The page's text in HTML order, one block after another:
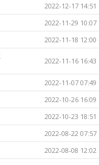
2022-12-17 14:51
2022-11-29 10:07
2022-11-18 12:00
2022-11-16 16:43
2022-11-07 07:49
2022-10-26 16:09
2022-10-23 18:51
2022-08-22 07:57
2022-08-08 12:02